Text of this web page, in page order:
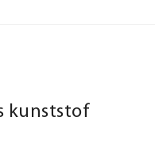
kunststof